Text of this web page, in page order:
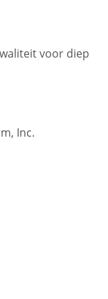
voor diep
Inc.